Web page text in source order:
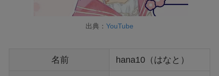
出典： YouTube
名前 hana10（はなと）